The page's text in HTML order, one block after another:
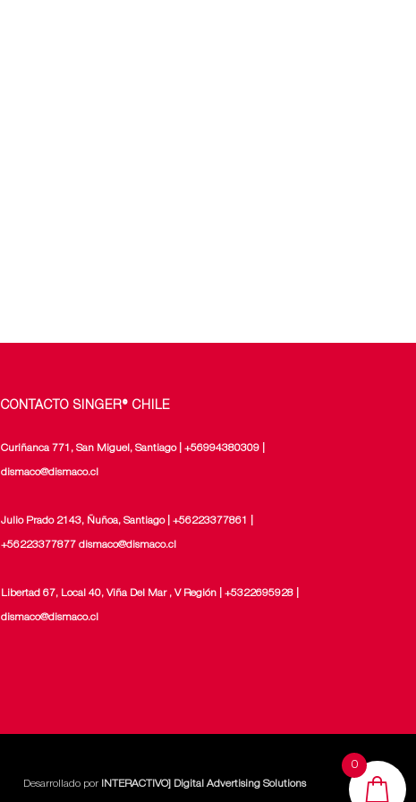
CONTACTO SINGER® CHILE
Curiñanca 771, San Miguel, Santiago | +56994380309 |
dismaco@dismaco.cl
Julio Prado 2143, Ñuñoa, Santiago | +56223377861 |
+56223377877 dismaco@dismaco.cl
Libertad 67, Local 40, Viña Del Mar , V Región | +5322695928 |
dismaco@dismaco.cl
Desarrollado por INTERACTIVO] Digital Advertising Solutions
0